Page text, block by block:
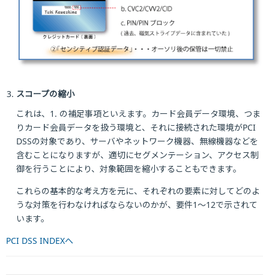
スコープの縮小
これは、1. の補足事項といえます。カード会員データ環境、つま
りカード会員データを扱う環境と、それに接続された環境がPCI
DSSの対象であり、サーバやネットワーク機器、無線機器などを
含むことになりますが、適切にセグメンテーション、アクセス制
御を行うことにより、対象範囲を縮小することもできます。
これらの基本的な考え方を元に、それぞれの要素に対してどのよ
うな対策を行わなければならないのかが、要件1～12で示されて
います。
PCI DSS INDEXへ